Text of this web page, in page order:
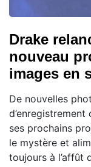
Drake
nouveau
images en
De nouvelles
ses prochains
le mystère et
toujours à l’affût